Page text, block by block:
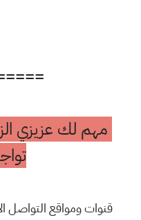
مهم لك عزيزي
قنوات ومواقع التواصل